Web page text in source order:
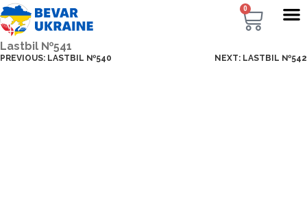
0
Lastbil №541
PREVIOUS: LASTBIL №540 NEXT: LASTBIL №542